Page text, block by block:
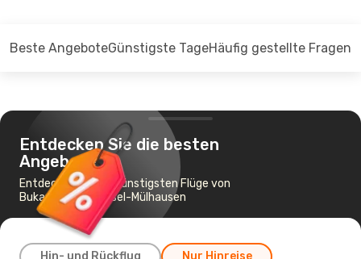
Beste AngeboteGünstigste TageHäufig gestellte Fragen
Entdecken Sie die besten
Angebote
Entdecken Sie die günstigsten Flüge von
Bukarest nach Basel-Mülhausen
Hin- und Rückflug Nur Hinreise